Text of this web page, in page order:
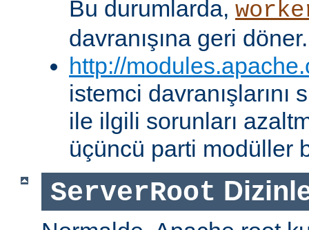
Bu durumlarda,
davranışına geri döner.
http://
istemci davranışlarını
ile ilgili sorunları
üçüncü parti modüller
ServerRoot